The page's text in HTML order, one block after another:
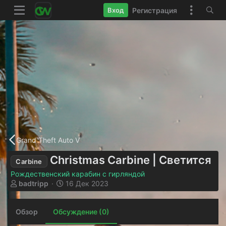
Вход Регистрация
Grand Theft Auto V
Carbine Christmas Carbine | Светится
Рождественский карабин с гирляндой
А
в
о
badtripp
Д
а
а
н
16 Дек 2023
Обзор Обсуждение (0)